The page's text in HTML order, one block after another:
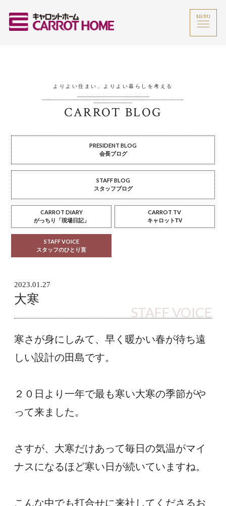
MENU
よりよい住まい、よりよい暮らしを考える
CARROT BLOG
PRESIDENT BLOG
会長ブログ
STAFF BLOG
スタッフブログ
CARROT DIARY
がっちり「現場日記」
CARROT TV
キャロットTV
STAFF VOICE
スタッフのひとり言
2023.01.27
大寒
STAFF VOICE
寒さが身にしみて、早く暖かい春が待ち遠
しい設計の田島です。
２０日より一年で最も寒い大寒の季節がや
って来ました。
さすが、大寒だけあって毎日の気温がマイ
ナスになるほど寒い日が続いていますね。
こんな中でも打合せに来社してくださるお